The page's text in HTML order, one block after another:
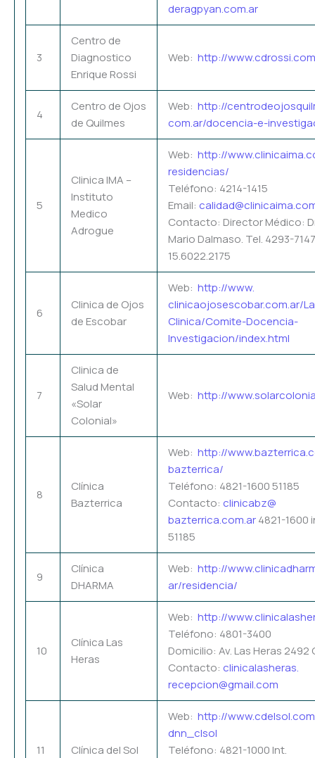
deragpyan.com.ar
3
Centro de
Diagnostico
Enrique Rossi
Web: http://www.cdrossi.com
4
Centro de Ojos
de Quilmes
Web: http://
com.ar/docencia-e-
5
Clinica IMA –
Instituto
Medico
Adrogue
Web: http://
residencias/
Teléfono: 4214-1415
Email:
Contacto: Director Médico:
Mario Dalmaso. Tel. 4293-7147
15.6022.2175
6
Clinica de Ojos
de Escobar
Web: http://www.
clinicaojosescobar.com.ar/
Clinica/Comite-Docencia-
Investigacion/index.html
7
Clinica de
Salud Mental
«Solar
Colonial»
Web: http://
8
Clínica
Bazterrica
Web: http://
bazterrica/
Teléfono: 4821-1600 51185
Contacto: clinicabz@
bazterrica.com.ar4821-1600
51185
9
Clínica
DHARMA
Web: http://
ar/residencia/
10
Clínica Las
Heras
Web: http://
Teléfono: 4801-3400
Domicilio: Av. Las Heras 2492
Contacto: clinicalasheras.
recepcion@gmail.com
11 Clínica del Sol
Web: http://
dnn_clsol
Teléfono: 4821-1000 Int.